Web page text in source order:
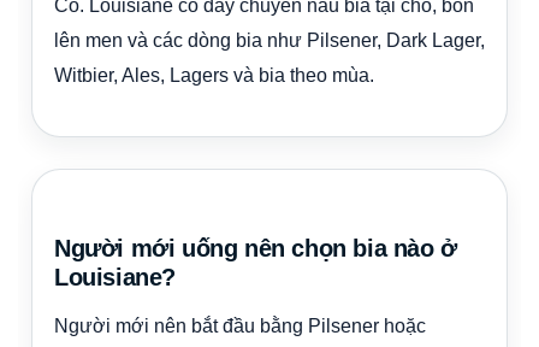
Có. Louisiane có dây chuyền nấu bia tại chỗ, bồn
lên men và các dòng bia như Pilsener, Dark Lager,
Witbier, Ales, Lagers và bia theo mùa.
Người mới uống nên chọn bia nào ở
Louisiane?
Người mới nên bắt đầu bằng Pilsener hoặc